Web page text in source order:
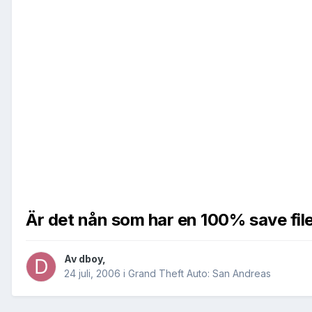
Är det nån som har en 100% save
Av dboy,
24 juli, 2006 i Grand Theft Auto: San Andreas